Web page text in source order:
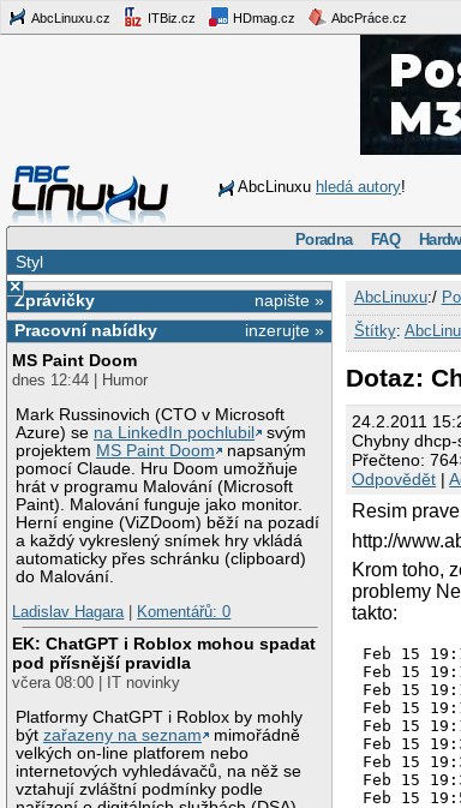
AbcLinuxu.cz ITBiz.cz HDmag.cz AbcPráce.cz
AbcLinuxu hledá autory!
Poradna FAQ
Styl
×
napište »
Zprávičky
inzerujte »
Pracovní nabídky
MS Paint Doom
dnes 12:44 | Humor
Mark Russinovich (CTO v Microsoft
Azure) se na LinkedIn pochlubil
svým
projektem MS Paint Doom
napsaným
pomocí Claude. Hru Doom umožňuje
hrát v programu Malování (Microsoft
Paint). Malování funguje jako monitor.
Herní engine (ViZDoom) běží na pozadí
a každý vykreslený snímek hry vkládá
automaticky přes schránku (clipboard)
do Malování.
Ladislav Hagara| Komentářů: 0
EK: ChatGPT i Roblox mohou spadat
pod přísnější pravidla
včera 08:00 | IT novinky
Platformy ChatGPT i Roblox by mohly
býtzařazeny na seznam
mimořádně
velkých on-line platforem nebo
internetových vyhledávačů, na něž se
vztahují zvláštní podmínky podle
AbcLinuxu:/
Štítky:
Dotaz:
24.2.2011
Chybny
Přečteno:
Odpovědět |
Resim
http://
Krom toho,
problemy
takto:
Feb 15
Feb 15
Feb 15
Feb 15
Feb 15
Feb 15
Feb 15
Feb 15
Feb 15